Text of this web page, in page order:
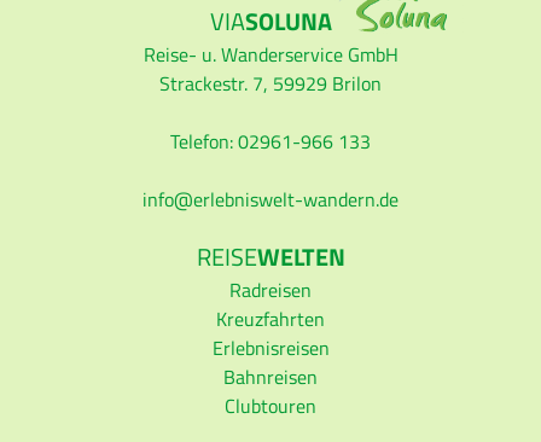
VIASOLUNA
Reise- u. Wanderservice GmbH
Strackestr. 7, 59929 Brilon
Telefon: 02961-966 133
info
erlebniswelt-wandern.de
REISEWELTEN
Radreisen
Kreuzfahrten
Erlebnisreisen
Bahnreisen
Clubtouren